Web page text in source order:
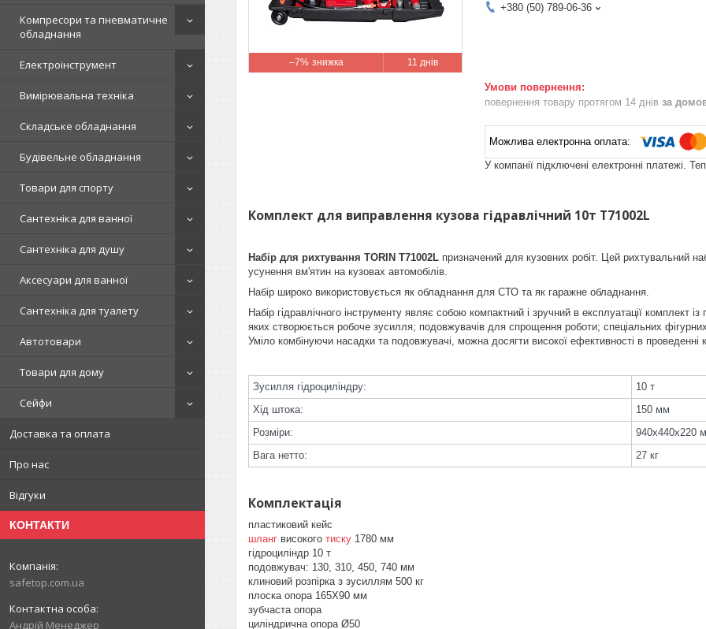
Компресори та пневматичне
обладнання
Електроінструмент
Вимірювальна техніка
Складське обладнання
Будівельне обладнання
Товари для спорту
Сантехніка для ванної
Сантехніка для душу
Аксесуари для ванної
Сантехніка для туалету
Автотовари
Товари для дому
Сейфи
Доставка та оплата
Про нас
Відгуки
КОНТАКТИ
safetop.com.ua
Андрій Менеджер
–7% 11 днів
+380 (50) 789-06-36
повернення товару протягом 14 днів за
У компанії підключені електронні платежі.
Комплект для виправлення кузова гідравлічний 10т T71002L
Набір для рихтування TORIN T71002L призначений для кузовних робіт. Цей рихтувальний
усунення вм'ятин на кузовах автомобілів.
Набір широко використовується як обладнання для СТО та як гаражне обладнання.
Набір гідравлічного інструменту являє собою компактний і зручний в експлуатації комплект із
яких створюється робоче зусилля; подовжувачів для спрощення роботи; спеціальних
Уміло комбінуючи насадки та подовжувачі, можна досягти високої ефективності в проведенні
Зусилля гідроциліндру:
10 т
Хід штока:
150 мм
Розміри:
940x440x220
Вага нетто:
27 кг
Комплектація
пластиковий кейс
шланг високого тиску 1780 мм
гідроциліндр 10 т
подовжувач: 130, 310, 450, 740 мм
клиновий розпірка з зусиллям 500 кг
плоска опора 165Х90 мм
зубчаста опора
циліндрична опора Ø50